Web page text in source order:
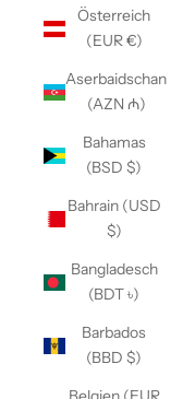
Österreich
(EUR €)
Aserbaidschan
(AZN ₼)
Bahamas
(BSD $)
Bahrain (USD
$)
Bangladesch
(BDT ৳)
Barbados
(BBD $)